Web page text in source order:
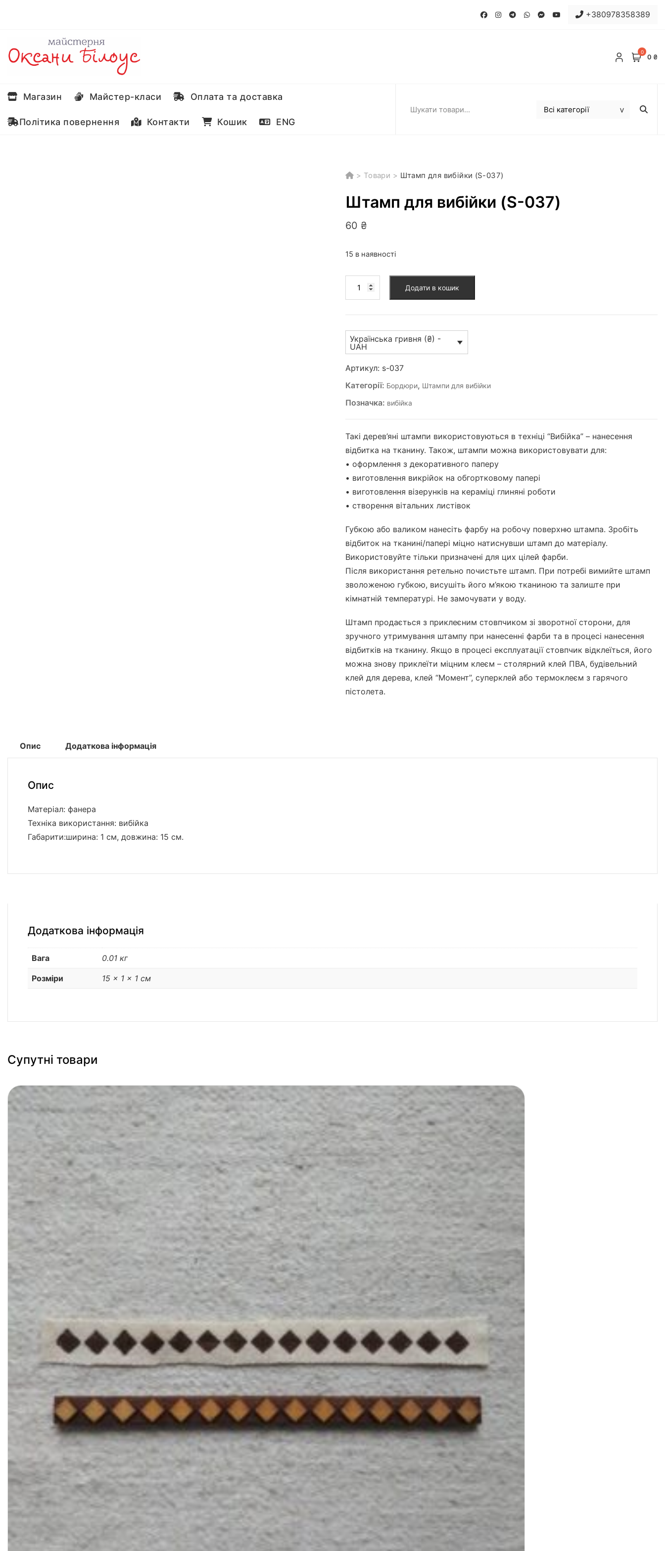
+380978358389
0
0 ₴
Магазин Майстер-класи Оплата та доставка
Політика повернення Контакти Кошик ENG
> Товари > Штамп для вибійки (S-037)
Штамп для вибійки (S-037)
60 ₴
15 в наявності
для
(S-
037)
кількість
Додати в кошик
Українська гривня (₴) -
UAH
Артикул: s-037
Категорії: Бордюри, Штампи для вибійки
Позначка: вибійка
Такі дерев’яні штампи використовуються в техніці “Вибійка” – нанесення
відбитка на тканину. Також, штампи можна використовувати для:
• оформлення з декоративного паперу
• виготовлення викрійок на обгортковому папері
• виготовлення візерунків на кераміці глиняні роботи
• створення вітальних листівок
Губкою або валиком нанесіть фарбу на робочу поверхню штампа. Зробіть
відбиток на тканині/папері міцно натиснувши штамп до матеріалу.
Використовуйте тільки призначені для цих цілей фарби.
Після використання ретельно почистьте штамп. При потребі вимийте штамп
зволоженою губкою, висушіть його м’якою тканиною та залиште при
кімнатній температурі. Не замочувати у воду.
Штамп продається з приклеєним стовпчиком зі зворотної сторони, для
зручного утримування штампу при нанесенні фарби та в процесі нанесення
відбитків на тканину. Якщо в процесі експлуатації стовпчик відклеїться, його
можна знову приклеїти міцним клеєм – столярний клей ПВА, будівельний
клей для дерева, клей “Момент”, суперклей або термоклеєм з гарячого
пістолета.
Опис Додаткова інформація
Опис
Матеріал: фанера
Техніка використання: вибійка
Габарити:ширина: 1 см, довжина: 15 см.
Додаткова інформація
Вага 0.01 кг
Розміри 15 × 1 × 1 см
Супутні товари